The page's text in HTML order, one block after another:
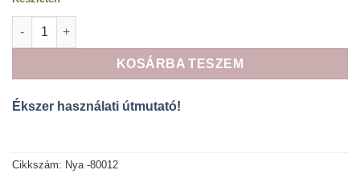
Elegance Nemesacél medál nyaklánc vékonyabb fazonban 2
KOSÁRBA TESZEM
Ékszer használati útmutató!
Cikkszám: Nya -80012